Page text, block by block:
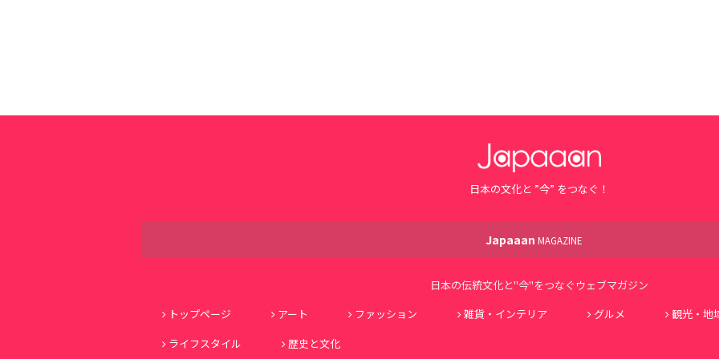
日本の文化と ”今” をつなぐ！
Japaaan MAGAZINE
日本の伝統文化と"今"をつなぐウェブマガジン
トップページ
アート ファッション 雑貨・インテリア グルメ 観光・地
ライフスタイル
歴史と文化